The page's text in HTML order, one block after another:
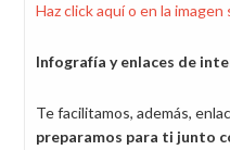
Haz click aquí o en la
Infografía y enlaces de
Te facilitamos, además,
preparamos para ti junto